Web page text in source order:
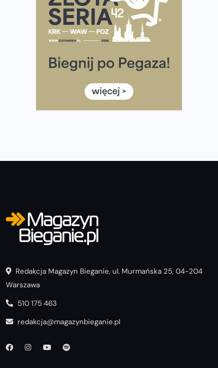
Ponad 12 tysięcy uczestników pobiegło dla Bohaterów!
Tętno vs tempo – czym kierować się w bieganiu?
Co ma dużo białka? Produkty, które warto włączyć do
Rozbiegany Olsztyn szykuje się na weekend z
Już w tę sobotę 35. Bieg Powstania Warszawskiego.
Wystartuje rekordowa liczba uczestników
Redakcja Magazyn Bieganie, ul. Murmańska 25, 04-204
Warszawa
510 175 463
redakcja@magazynbieganie.pl